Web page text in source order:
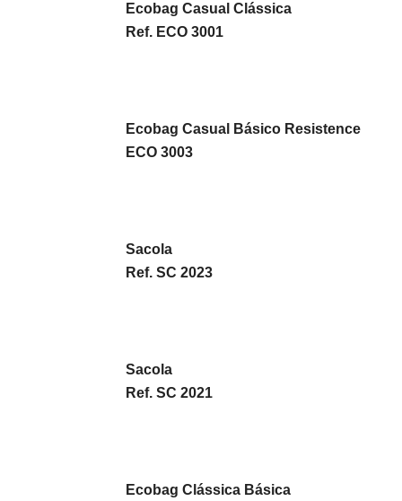
Ecobag Casual Clássica
Ref. ECO 3001
Ecobag Casual Básico Resistence
ECO 3003
Sacola
Ref. SC 2023
Sacola
Ref. SC 2021
Ecobag Clássica Básica